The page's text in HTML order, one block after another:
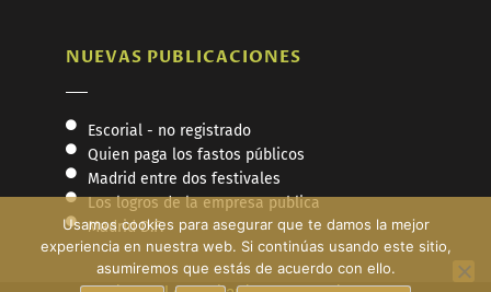
NUEVAS PUBLICACIONES
Escorial - no registrado
Quien paga los fastos públicos
Madrid entre dos festivales
Los logros de la empresa publica
Madrid D.F.
Usamos cookies para asegurar que te damos la mejor
experiencia en nuestra web. Si continúas usando este sitio,
asumiremos que estás de acuerdo con ello.